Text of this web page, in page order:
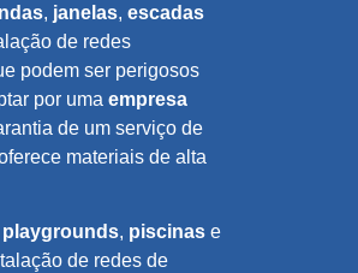
, janelas, escadas
de redes
podem ser perigosos
por uma empresa
de um serviço de
materiais de alta
playgrounds, piscinas e
de redes de